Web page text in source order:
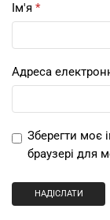
Ім'я *
Адреса
Зберегти моє
браузері для